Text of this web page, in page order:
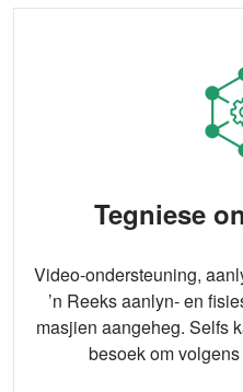
Tegniese
Video-ondersteuning,
’n Reeks aanlyn- en
masjien aangeheg. Selfs
besoek om